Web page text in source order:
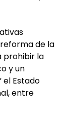
de la
prohibir la
y un
el Estado
entre